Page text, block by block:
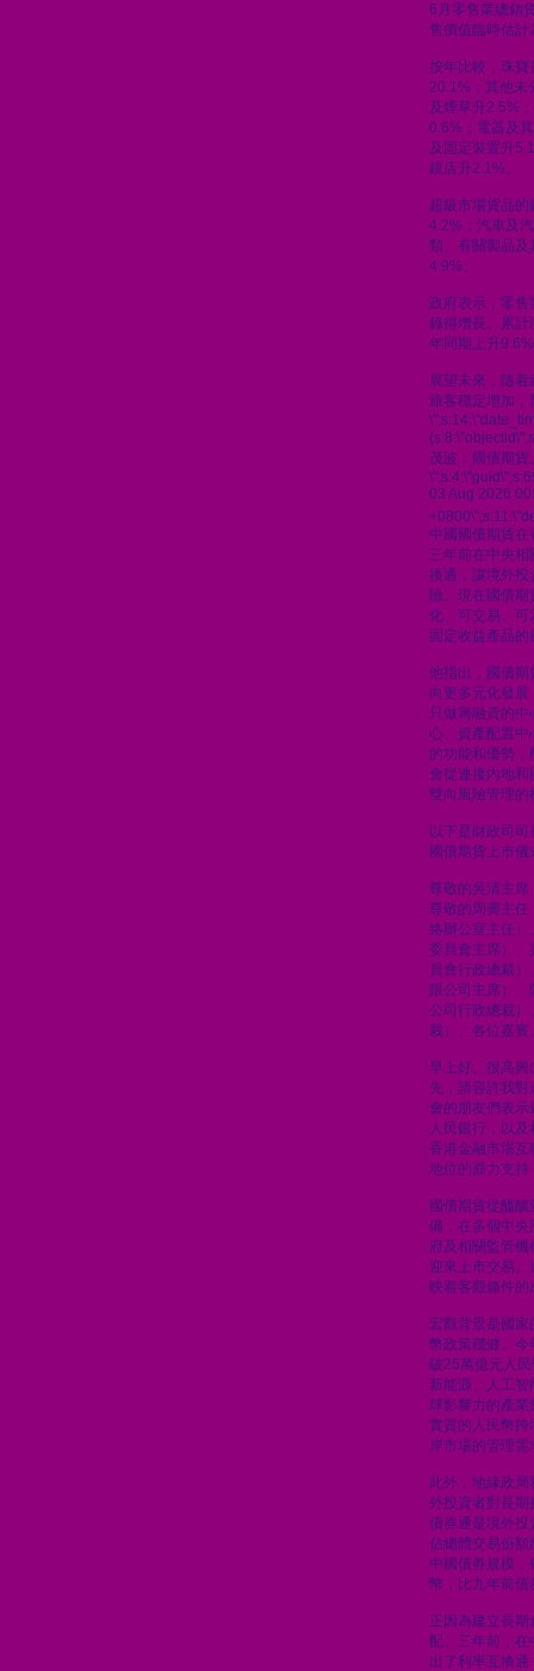
6月零售業總銷
售價值臨時估
按年比較，珠寶
20.1%；其他未
及煙草升2.5%
0.6%；電器及
及固定裝置升
鏡店升2.1%。
超級市場貨品
4.2%；汽車及
類、有關製品
4.9%。
政府表示，零
錄得增長。累計
年同期上升
展望未來，隨
旅客穩定增加，
茂波：國債期
03 Aug 2026
中國國債期貨在
三年前在中央
換通，讓境外投
險。現在國債
化、可交易、可
固定收益產品
他指出，國債期
向更多元化發
只做籌融資的
心、資產配置中
的功能和優勢
會從連接內地和
雙向風險管理的
以下是財政司
國債期貨上市
尊敬的吳清主席
尊敬的周霽主任
絡辦公室主任）
委員會主席）、
員會行政總裁
限公司主席）
公司行政總裁）
裁）、各位嘉賓
早上好。很高興
先，請容許我
會的朋友們表示
人民銀行，以
香港金融市場互
地位的鼎力支持
國債期貨從醞
備，在多個中央
府及相關監管
迎來上市交易。
映着客觀條件的
宏觀背景是國
幣政策穩健。今
破25萬億元人
新能源、人工
球影響力的產業
實質的人民幣跨
岸市場的管理需
此外，地緣政
外投資者對長期
債券通是境外投
佔總體交易份額
中國債券規模
幣，比九年前債
正因為建立長
配。三年前，
出了利率互換